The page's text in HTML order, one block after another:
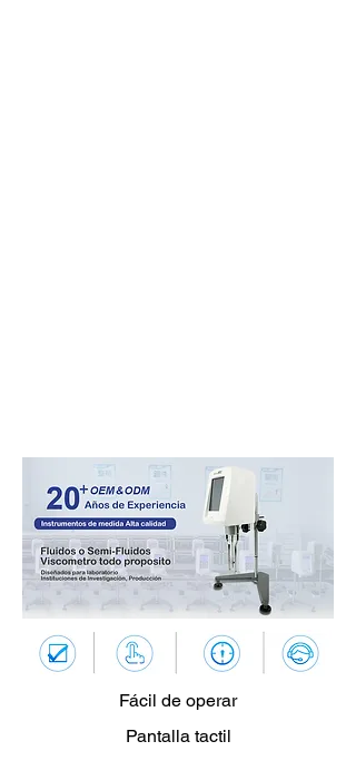
Fácil de operar
Pantalla tactil